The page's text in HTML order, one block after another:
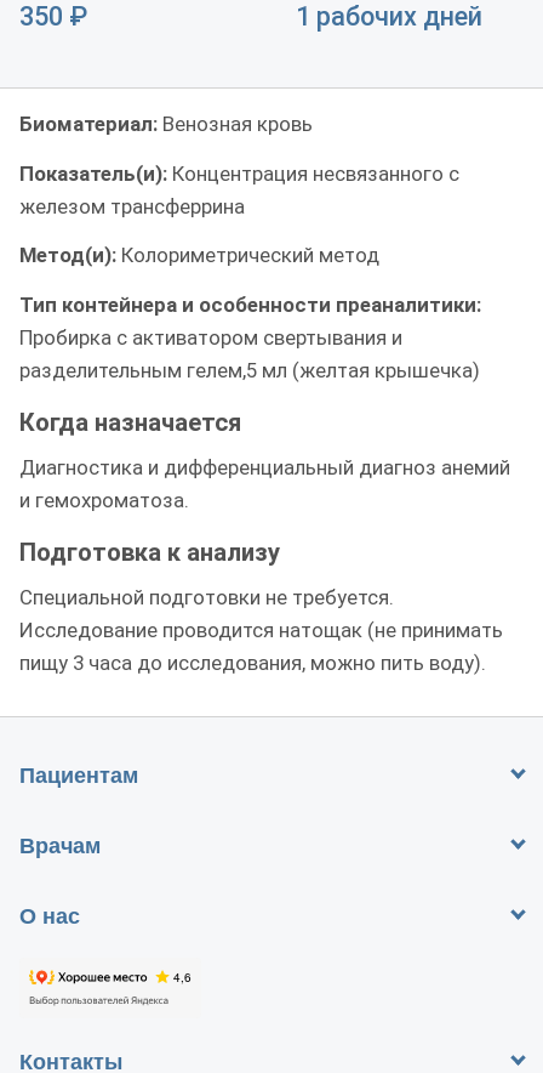
350 ₽ 1 рабочих дней
Биоматериал: Венозная кровь
Показатель(и): Концентрация несвязанного с
железом трансферрина
Метод(и): Колориметрический метод
Тип контейнера и особенности преаналитики:
Пробирка с активатором свертывания и
разделительным гелем,5 мл (желтая крышечка)
Когда назначается
Диагностика и дифференциальный диагноз анемий
и гемохроматоза.
Подготовка к анализу
Специальной подготовки не требуется.
Исследование проводится натощак (не принимать
пищу 3 часа до исследования, можно пить воду).
Пациентам
Врачам
О нас
Контакты